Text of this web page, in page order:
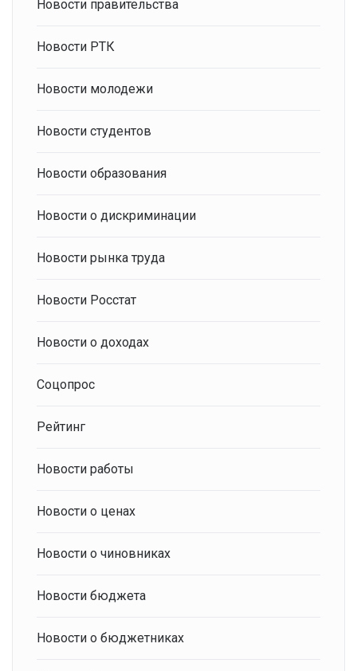
Новости правительства
Новости РТК
Новости молодежи
Новости студентов
Новости образования
Новости о дискриминации
Новости рынка труда
Новости Росстат
Новости о доходах
Соцопрос
Рейтинг
Новости работы
Новости о ценах
Новости о чиновниках
Новости бюджета
Новости о бюджетниках